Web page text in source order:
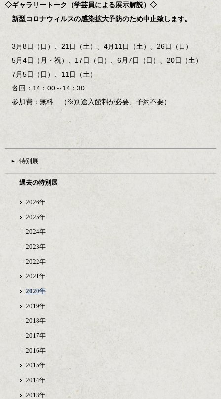
◇ギャラリートーク（学芸員による展示解説）◇
新型コロナウィルスの感染拡大予防のため中止致します。
3月8日（日）、21日（土）、4月11日（土）、26日（日）
5月4日（月・祝）、17日（日）、6月7日（日）、20日（土）
7月5日（日）、11日（土）
各回：14：00～14：30
参加費：無料 （※別途入館料が必要、予約不要）
特別展
過去の特別展
2026年
2025年
2024年
2023年
2022年
2021年
2020年
2019年
2018年
2017年
2016年
2015年
2014年
2013年